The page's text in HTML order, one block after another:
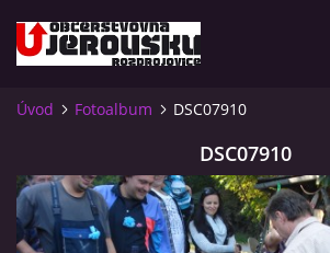
KDE NÁS NAJDETE?
Úvod Fotoalbum DSC07910
DSC07910